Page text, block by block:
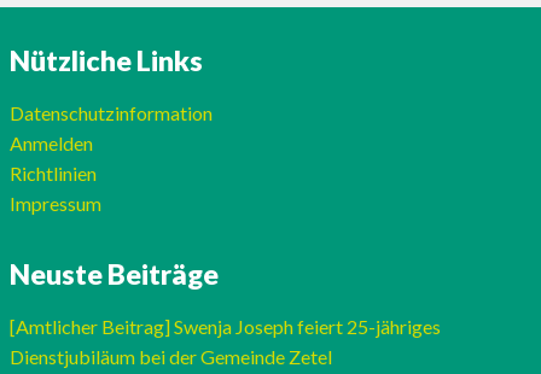
Nützliche Links
Datenschutzinformation
Anmelden
Richtlinien
Impressum
Neuste Beiträge
[Amtlicher Beitrag] Swenja Joseph feiert 25-jähriges
Dienstjubiläum bei der Gemeinde Zetel